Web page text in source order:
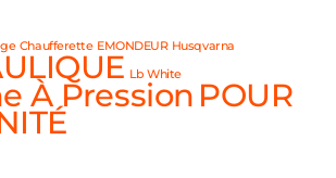
Chaufferette EMONDEUR Husqvarna
Lb White
À Pression POUR